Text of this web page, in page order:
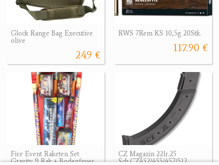
Glock Range Bag Executive
olive
249 €
RWS 7Rem KS 10,5g 20Stk.
117.90 €
Fire Event Raketen Set
Gravity 9 Rak + Bodenfeuer
CZ Magazin 22lr.25
Sch.CZ452/455/457/512